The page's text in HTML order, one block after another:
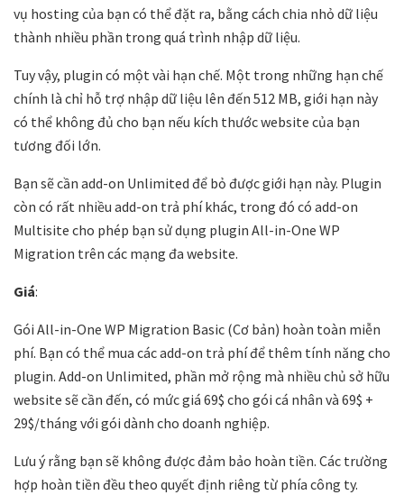
vụ hosting của bạn có thể đặt ra, bằng cách chia nhỏ dữ liệu
thành nhiều phần trong quá trình nhập dữ liệu.
Tuy vậy, plugin có một vài hạn chế. Một trong những hạn chế
chính là chỉ hỗ trợ nhập dữ liệu lên đến 512 MB, giới hạn này
có thể không đủ cho bạn nếu kích thước website của bạn
tương đối lớn.
Bạn sẽ cần add-on Unlimited để bỏ được giới hạn này. Plugin
còn có rất nhiều add-on trả phí khác, trong đó có add-on
Multisite cho phép bạn sử dụng plugin All-in-One WP
Migration trên các mạng đa website.
Giá:
Gói All-in-One WP Migration Basic (Cơ bản) hoàn toàn miễn
phí. Bạn có thể mua các add-on trả phí để thêm tính năng cho
plugin. Add-on Unlimited, phần mở rộng mà nhiều chủ sở hữu
website sẽ cần đến, có mức giá 69$ cho gói cá nhân và 69$ +
29$/tháng với gói dành cho doanh nghiệp.
Lưu ý rằng bạn sẽ không được đảm bảo hoàn tiền. Các trường
hợp hoàn tiền đều theo quyết định riêng từ phía công ty.